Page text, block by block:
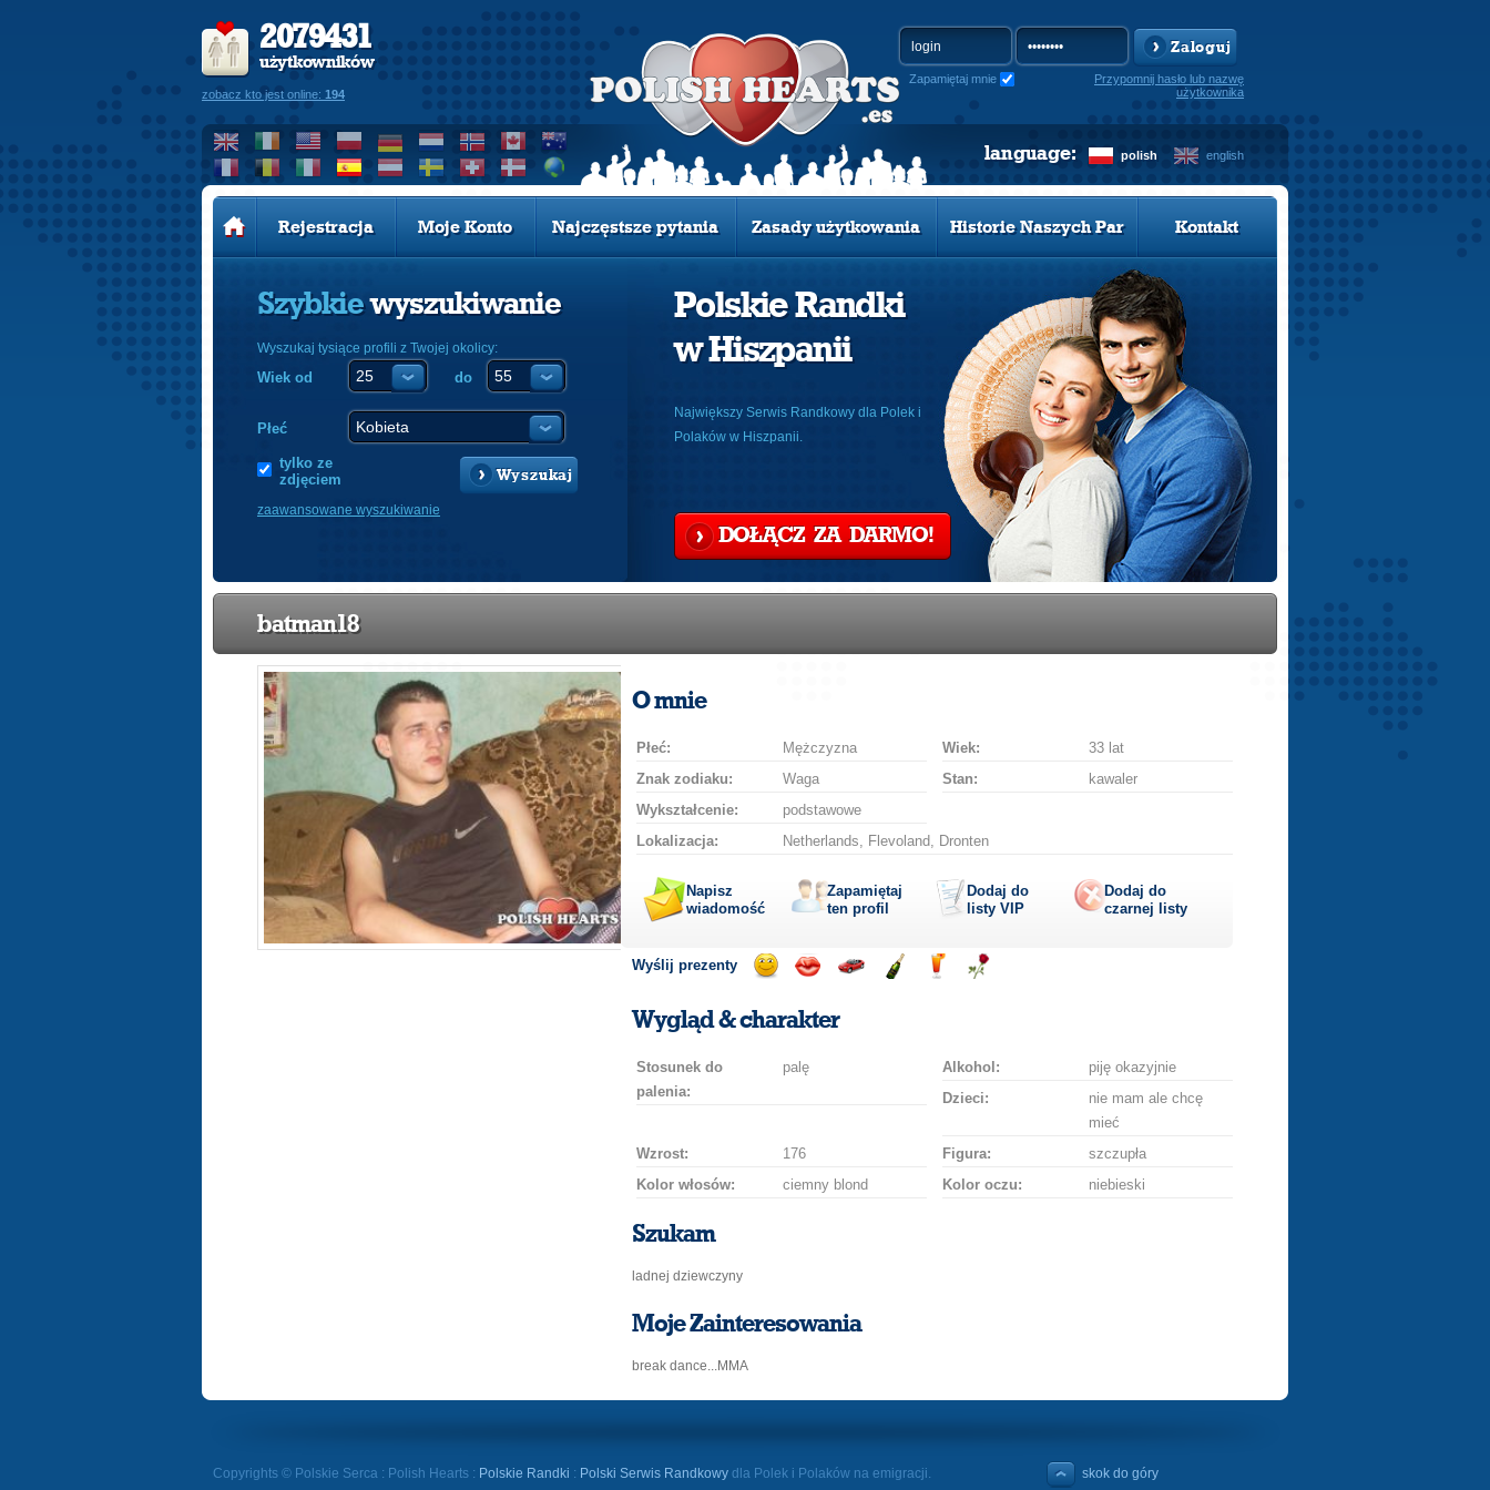
2079431
użytkowników
zobacz kto jest online: 194
Zaloguj
Zapamiętaj mnie
Przypomnij hasło lub nazwę
użytkownika
polish english
language:
Rejestracja Moje Konto Najczęstsze pytania Zasady użytkowania Historie Naszych Par Kontakt
Szybkiewyszukiwanie
Wyszukaj tysiące profili z Twojej okolicy:
Wiek od do
Płeć
tylko ze
zdjęciem
Wyszukaj
zaawansowane wyszukiwanie
Polskie Randki
w Hiszpanii
Największy Serwis Randkowy dla Polek i
Polaków w Hiszpanii.
DOŁĄCZ ZA DARMO!
batman18
O mnie
Płeć: Mężczyzna Wiek:
33 lat
Znak zodiaku:
Waga Stan:
kawaler
Wykształcenie:
podstawowe
Lokalizacja:
Netherlands, Flevoland, Dronten
Napisz
wiadomość
Zapamiętaj
ten profil
Dodaj do
listy VIP
Dodaj do
czarnej listy
Wyślij prezenty
uśmiechbuziaka
Wygląd & charakter
Stosunek do
palenia:
palę Alkohol:
piję okazyjnie
Dzieci:
nie mam ale chcę
mieć
Wzrost:
176 Figura:
szczupła
Kolor włosów:
ciemny blond Kolor oczu: niebieski
Szukam
ladnej dziewczyny
Moje Zainteresowania
break dance...MMA
Copyrights © Polskie Serca : Polish Hearts : Polskie Randki : Polski Serwis Randkowy dla Polek i Polaków na emigracji. skok do góry